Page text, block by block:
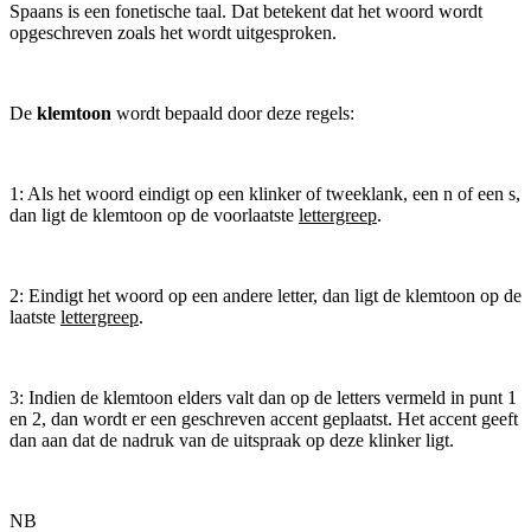
Spaans is een fonetische taal. Dat betekent dat het woord wordt
opgeschreven zoals het wordt uitgesproken.
De klemtoon wordt bepaald door deze regels:
1: Als het woord eindigt op een klinker of tweeklank, een n of een s,
dan ligt de klemtoon op de voorlaatste lettergreep.
2: Eindigt het woord op een andere letter, dan ligt de klemtoon op de
laatste lettergreep.
3: Indien de klemtoon elders valt dan op de letters vermeld in punt 1
en 2, dan wordt er een geschreven accent geplaatst. Het accent geeft
dan aan dat de nadruk van de uitspraak op deze klinker ligt.
NB